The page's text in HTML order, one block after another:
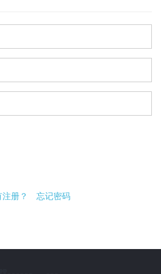
册？ 忘记密码